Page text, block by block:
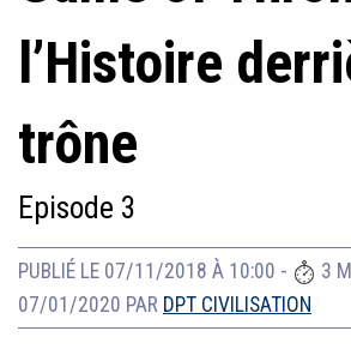
l’Histoire
trône
Episode 3
PUBLIÉ LE 07/11/2018 À 10:00 - 3
07/01/2020 PAR DPT CIVILISATION